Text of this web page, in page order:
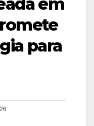
para